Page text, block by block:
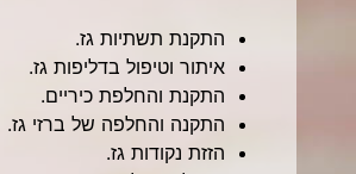
התקנת תשתיות גז.
איתור וטיפול בדליפות גז.
התקנת והחלפת כיריים.
התקנה והחלפה של ברזי גז.
הזזת נקודות גז.